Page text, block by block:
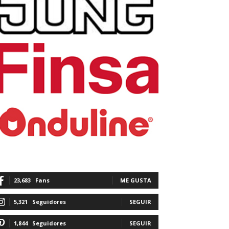
23,683 Fans ME GUSTA
5,321 Seguidores SEGUIR
1,844 Seguidores SEGUIR